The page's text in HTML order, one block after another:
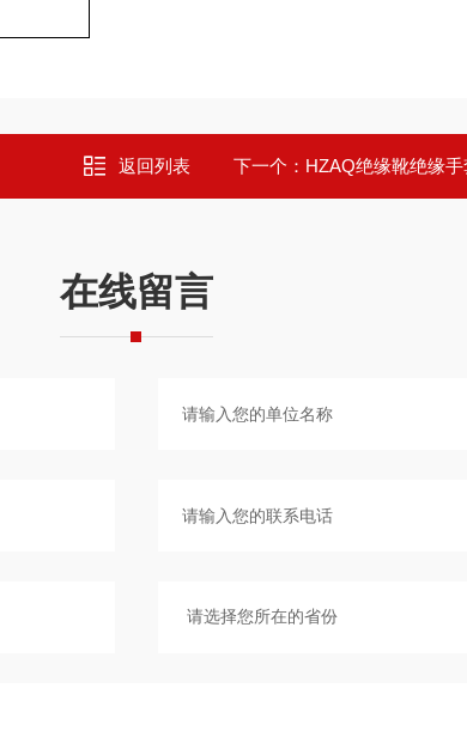
返回列表 下一个： HZAQ绝缘靴绝缘
在线留言